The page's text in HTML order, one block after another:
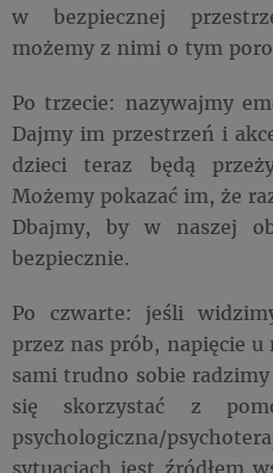
w bezpiecznej
możemy z nimi o tym
Po trzecie: nazywajmy
Dajmy im przestrzeń i
dzieci teraz będą
Możemy pokazać im, że
Dbajmy, by w naszej
bezpiecznie.
Po czwarte: jeśli
przez nas prób, napięcie
sami trudno sobie
się skorzystać z
psychologiczna/
sytuacjach jest źródłem